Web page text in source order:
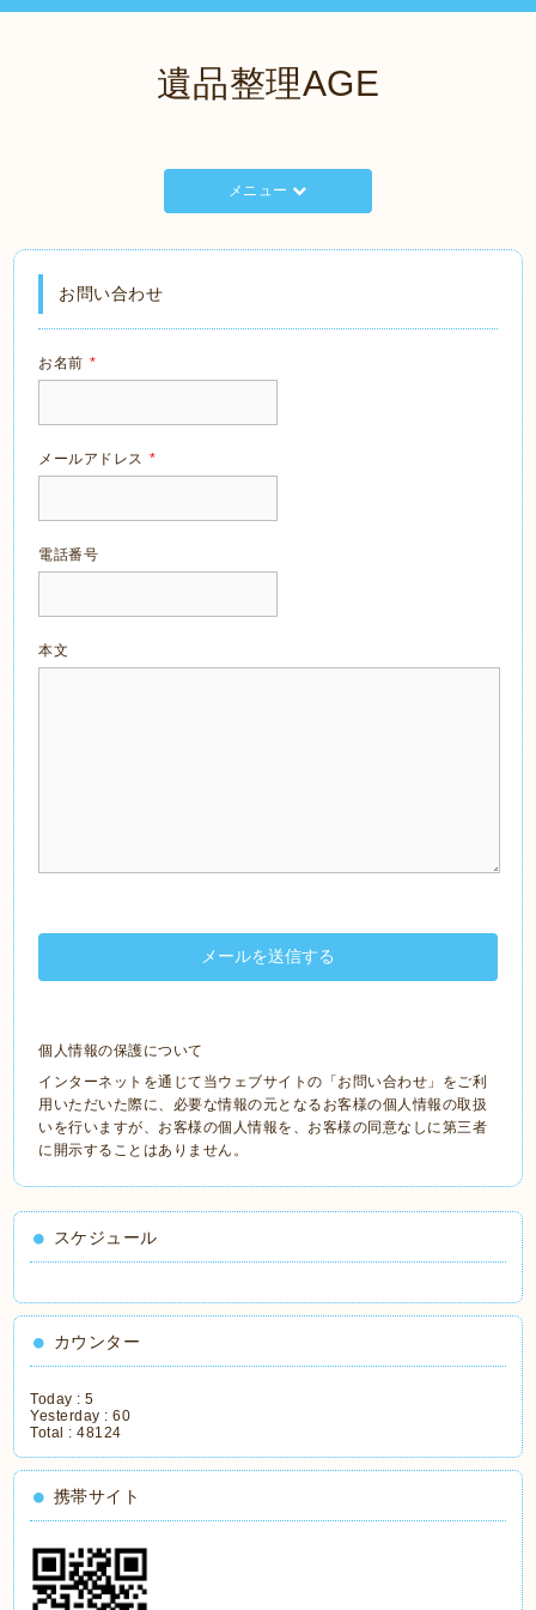
遺品整理AGE
メニュー
お問い合わせ
お名前 *
メールアドレス *
電話番号
本文
個人情報の保護について
インターネットを通じて当ウェブサイトの「お問い合わせ」をご利
用いただいた際に、必要な情報の元となるお客様の個人情報の取扱
いを行いますが、お客様の個人情報を、お客様の同意なしに第三者
に開示することはありません。
スケジュール
カウンター
Today :5
Yesterday :60
Total :48124
携帯サイト